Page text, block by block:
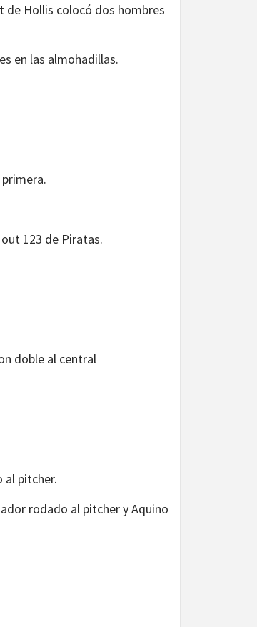
de Hollis colocó dos hombres
en las almohadillas.
123 de Piratas.
doble al central
al pitcher.
rodado al pitcher y Aquino